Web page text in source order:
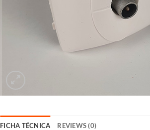
FICHA TÉCNICA REVIEWS (0)